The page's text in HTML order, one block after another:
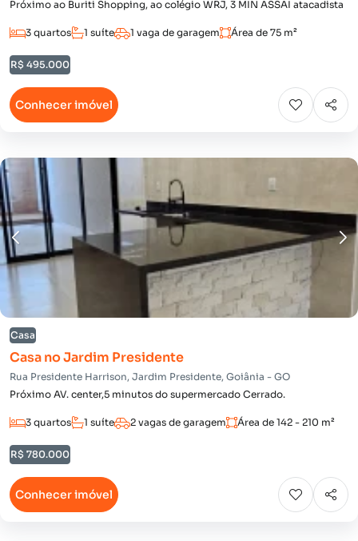
Próximo ao Buriti Shopping, ao colégio WRJ, 3 MIN ASSAI atacadista
3 quartos 1 suíte 1 vaga de garagem Área de 75 m²
R$ 495.000
Conhecer imóvel
Casa
Casa no Jardim Presidente
Rua Presidente Harrison, Jardim Presidente, Goiânia - GO
Próximo AV. center,5 minutos do supermercado Cerrado.
3 quartos 1 suíte 2 vagas de garagem Área de 142 - 210 m²
R$ 780.000
Conhecer imóvel